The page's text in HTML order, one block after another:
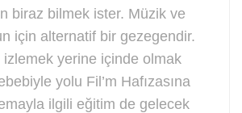
biraz bilmek ister. Müzik ve
için alternatif bir gezegendir.
izlemek yerine içinde olmak
yolu Fil’m Hafızasına
ilgili eğitim de gelecek